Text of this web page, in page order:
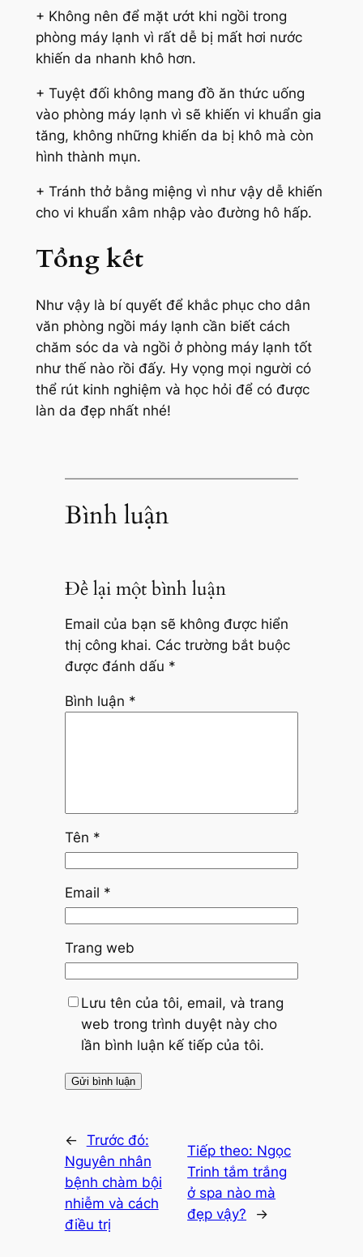
+ Không nên để mặt ướt khi ngồi trong
phòng máy lạnh vì rất dễ bị mất hơi nước
khiến da nhanh khô hơn.
+ Tuyệt đối không mang đồ ăn thức uống
vào phòng máy lạnh vì sẽ khiến vi khuẩn gia
tăng, không những khiến da bị khô mà còn
hình thành mụn.
+ Tránh thở bằng miệng vì như vậy dễ khiến
cho vi khuẩn xâm nhập vào đường hô hấp.
Tổng kết
Như vậy là bí quyết để khắc phục cho dân
văn phòng ngồi máy lạnh cần biết cách
chăm sóc da và ngồi ở phòng máy lạnh tốt
như thế nào rồi đấy. Hy vọng mọi người có
thể rút kinh nghiệm và học hỏi để có được
làn da đẹp nhất nhé!
Bình luận
Để lại một bình luận
Email của bạn sẽ không được hiển
thị công khai. Các trường bắt buộc
được đánh dấu *
Bình luận *
Tên *
Email *
Trang web
Lưu tên của tôi, email, và trang
web trong trình duyệt này cho
lần bình luận kế tiếp của tôi.
← Trước đó:
Nguyên nhân
bệnh chàm bội
nhiễm và cách
điều trị
Tiếp theo: Ngọc
Trinh tắm trắng
ở spa nào mà
đẹp vậy?
→